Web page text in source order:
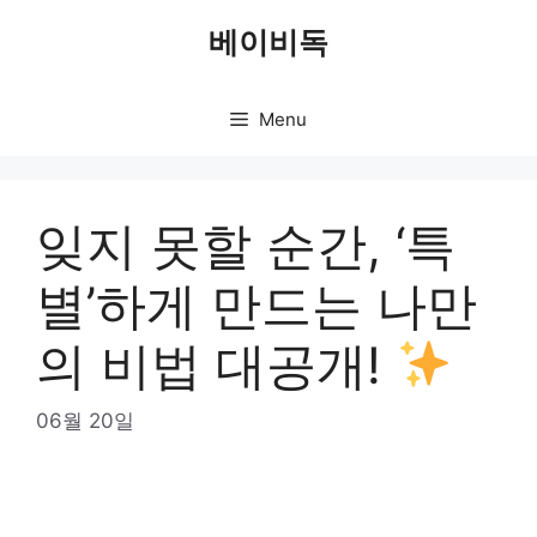
베이비독
Menu
잊지 못할 순간, ‘특
별’하게 만드는 나만
의 비법 대공개!
06월 20일